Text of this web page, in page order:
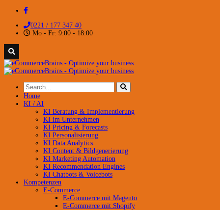
0221 / 177 347 40
Mo - Fr: 9:00 - 18:00
Home
KI / AI
KI Beratung & Implementierung
KI im Unternehmen
KI Pricing & Forecasts
KI Personalisierung
KI Data Analytics
KI Content & Bildgenerierung
KI Marketing Automation
KI Recommendation Engines
KI Chatbots & Voicebots
Kompetenzen
E-Commerce
E-Commerce mit Magento
E-Commerce mit Shopify